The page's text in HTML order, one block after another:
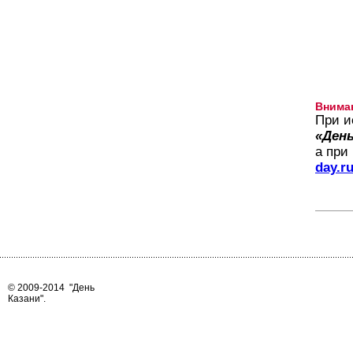
При
а при
day.ru
© 2009-2014 "День
Казани".